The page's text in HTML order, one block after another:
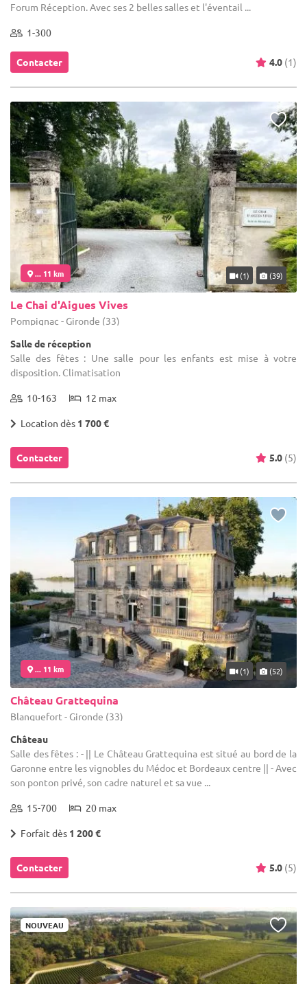
Forum Réception. Avec ses 2 belles salles et l'éventail ...
1-300
Contacter 4.0 (1)
... 11 km (1) (39)
Le Chai d'Aigues Vives
Pompignac - Gironde (33)
Salle de réception
Salle des fêtes : Une salle pour les enfants est mise à votre
disposition. Climatisation
10-163 12 max
Location dès 1 700 €
Contacter 5.0 (5)
... 11 km (1) (52)
Château Grattequina
Blanquefort - Gironde (33)
Château
Salle des fêtes : - || Le Château Grattequina est situé au bord de la
Garonne entre les vignobles du Médoc et Bordeaux centre || - Avec
son ponton privé, son cadre naturel et sa vue ...
15-700 20 max
Forfait dès 1 200 €
Contacter 5.0 (5)
NOUVEAU